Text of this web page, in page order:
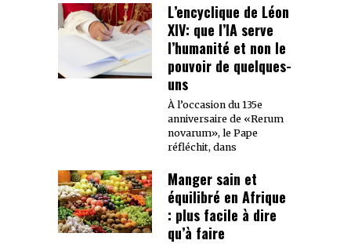
L’encyclique de Léon
XIV: que l’IA serve
l’humanité et non le
pouvoir de quelques-
uns
À l’occasion du 135e
anniversaire de «Rerum
novarum», le Pape
réfléchit, dans
Manger sain et
équilibré en Afrique
: plus facile à dire
qu’à faire